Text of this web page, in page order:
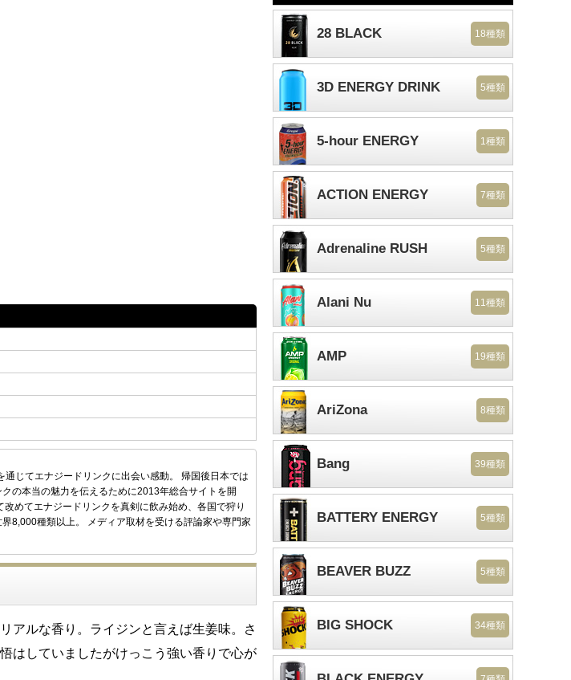
じてエナジードリンクに出会い感動。 帰国後日本では
の本当の魅力を伝えるために2013年総合サイトを開
めてエナジードリンクを真剣に飲み始め、各国で狩り
8,000種類以上。 メディア取材を受ける評論家や専門家
アルな香り。ライジンと言えば生姜味。さ
はしていましたがけっこう強い香りで心が
28 BLACK 18種類
3D ENERGY DRINK 5種類
5-hour ENERGY 1種類
ACTION ENERGY 7種類
Adrenaline RUSH 5種類
Alani Nu 11種類
AMP 19種類
AriZona 8種類
Bang 39種類
BATTERY ENERGY 5種類
BEAVER BUZZ 5種類
BIG SHOCK 34種類